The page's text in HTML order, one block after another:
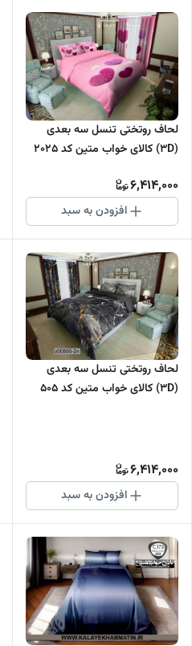
لحاف روتختی تنسل سه بعدی
(3D) کالای خواب متین کد 2025
6,414,000
افزودن به سبد
لحاف روتختی تنسل سه بعدی
(3D) کالای خواب متین کد 505
6,414,000
افزودن به سبد